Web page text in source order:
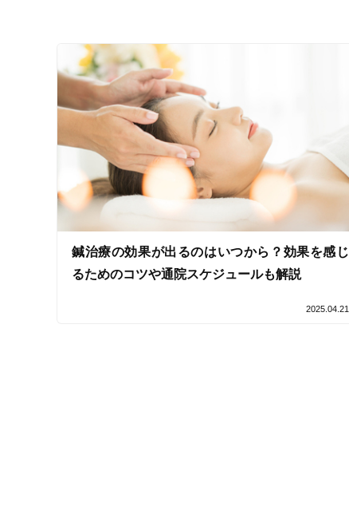
通院手段の特徴
駐車場あり
設備の特徴
キッズスペースあり
女性向けの特徴
女性スタッフ在籍
鍼治療の効果が出るのはいつから？効果を感じ
るためのコツや通院スケジュールも解説
2025.04.21